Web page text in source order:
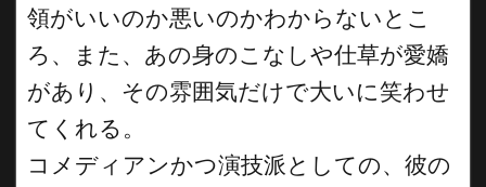
領がいいのか悪いのかわからないとこ
ろ、また、あの身のこなしや仕草が愛嬌
があり、その雰囲気だけで大いに笑わせ
てくれる。
コメディアンかつ演技派としての、彼の